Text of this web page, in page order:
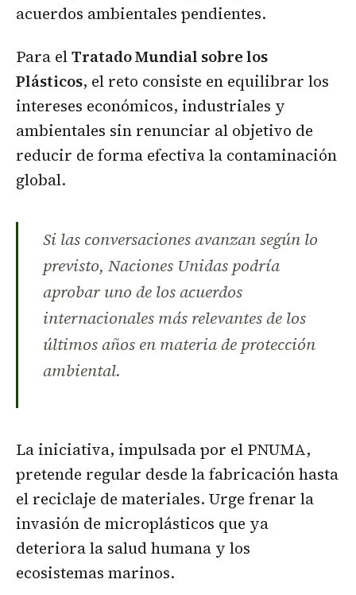
acuerdos ambientales pendientes.
Para elTratado Mundial sobre los
Plásticos, el reto consiste en equilibrar los
intereses económicos, industriales y
ambientales sin renunciar al objetivo de
reducir de forma efectiva la contaminación
global.
Si las conversaciones avanzan según lo
previsto, Naciones Unidas podría
aprobar uno de los acuerdos
internacionales más relevantes de los
últimos años en materia de protección
ambiental.
La iniciativa, impulsada por el PNUMA,
pretende regular desde la fabricación hasta
el reciclaje de materiales. Urge frenar la
invasión de microplásticos que ya
deteriora la salud humana y los
ecosistemas marinos.